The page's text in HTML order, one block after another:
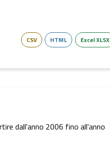
CSV HTML Excel XLSX
dall'anno 2006 fino all'anno